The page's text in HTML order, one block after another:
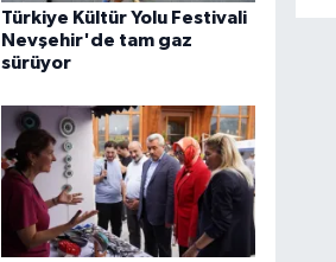
Türkiye Kültür Yolu Festivali
Nevşehir'de tam gaz
sürüyor